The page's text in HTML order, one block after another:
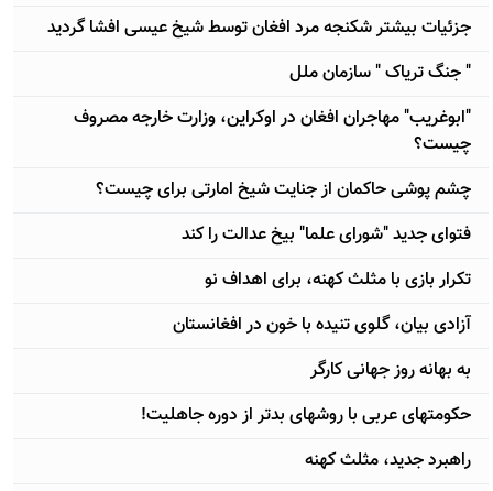
جزئيات بيشتر شکنجه مرد افغان توسط شيخ عيسی افشا گردید
" جنگ تریاک " سازمان ملل
"ابوغریب" مهاجران افغان در اوکراین، وزارت خارجه مصروف
چیست؟
چشم پوشی حاکمان از جنایت شیخ امارتی برای چیست؟
فتوای جدید "شورای علما" بیخ عدالت را کند
تکرار بازی با مثلث کهنه، برای اهداف نو
آزادی بیان، گلوی تنیده با خون در افغانستان
به بهانه روز جهانی کارگر
حکومتهای عربی با روشهای بدتر از دوره جاهليت!
راهبرد جدید، مثلث کهنه